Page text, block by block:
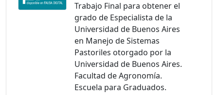
Trabajo Final para obtener el
grado de Especialista de la
Universidad de Buenos Aires
en Manejo de Sistemas
Pastoriles otorgado por la
Universidad de Buenos Aires.
Facultad de Agronomía.
Escuela para Graduados.